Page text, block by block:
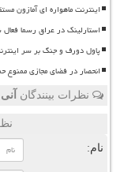
اینترنت ماهواره ای آمازون
استارلینک در عراق رسما
پاول دورف و جنگ بر سر
انحصار در فضای مجازی ممنوع
نظرات بینندگان
نام: